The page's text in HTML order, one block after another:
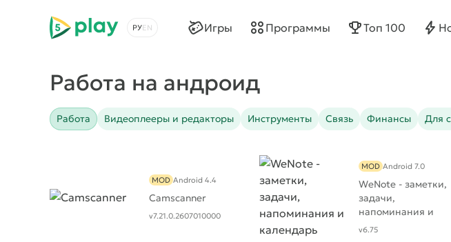
5play
Выбрать язык
Игры Программы Топ 100
Работа на андроид
Видеоплееры и редакторы Инструменты
Работа Связь Финансы Для
Camscanner
MOD Android 4.4
v7.21.0.2607010000
WeNote - заметки,
задачи,
напоминания и
календарь
MOD Android 7.0
v6.75